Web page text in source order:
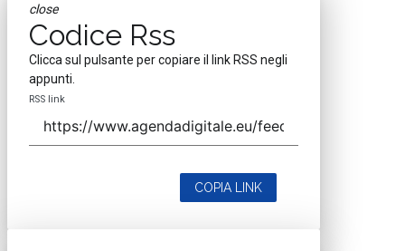
close
Codice Rss
Clicca sul pulsante per copiare il link RSS negli
appunti.
RSS link
COPIA LINK